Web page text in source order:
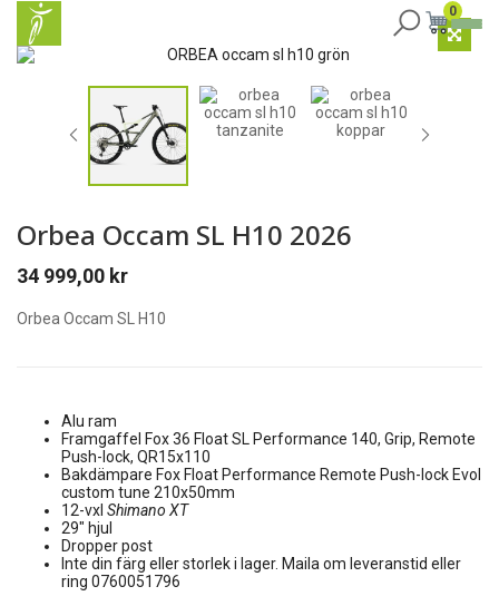
0
Orbea Occam SL H10 2026
34 999,00 kr
Orbea Occam SL H10
Alu ram
Framgaffel Fox 36 Float SL Performance 140, Grip, Remote
Push-lock, QR15x110
Bakdämpare Fox Float Performance Remote Push-lock Evol
custom tune 210x50mm
12-vxl Shimano XT
29″ hjul
Dropper post
Inte din färg eller storlek i lager. Maila om leveranstid eller
ring 0760051796